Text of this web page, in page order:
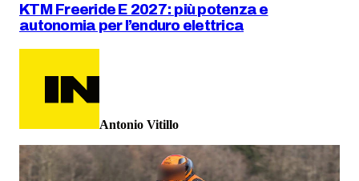
KTM Freeride E 2027: più potenza e
autonomia per l’enduro elettrica
Antonio Vitillo